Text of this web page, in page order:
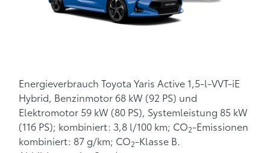
Energieverbrauch Toyota Yaris Active 1,5-l-VVT-iE
Hybrid, Benzinmotor 68 kW (92 PS) und
Elektromotor 59 kW (80 PS), Systemleistung 85 kW
(116 PS); kombiniert: 3,8 l/100 km; CO2-Emissionen
kombiniert: 87 g/km; CO2-Klasse B.